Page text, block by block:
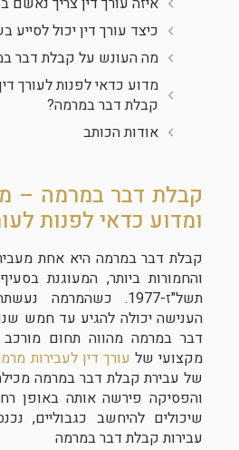
כיצד עורך דין יכול לסייע
מה העונש על קבלת דבר
מדוע כדאי לפנות לעורך
קבלת דבר במרמה?
אודות הכותב
קבלת דבר במרמה –
ומדוע כדאי לפנות
קבלת דבר במרמה היא אחת
תשל"ז-1977. כשהמרמה
הענישה יכולה להגיע עד חמש
דבר במרמה מהווה תחום מורכב
מקצועי של עורך דין לעבירות
של עבירת קבלת דבר במרמה
והפסיקה פירשה אותה באופן
שיכולים להיחשב כגבוליים,
עבירות קבלת דבר במרמה